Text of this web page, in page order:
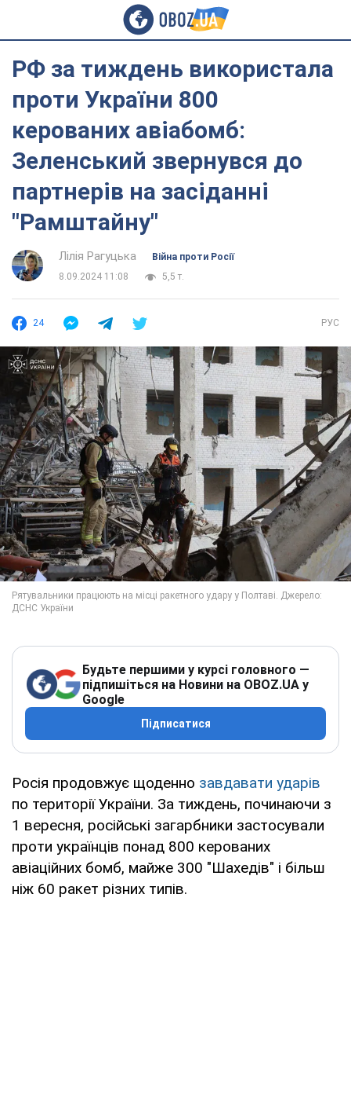
РФ за тиждень використала
проти України 800
керованих авіабомб:
Зеленський звернувся до
партнерів на засіданні
"Рамштайну"
Лілія Рагуцька
Війна проти Росії
8.09.2024 11:08
5,5 т.
24 РУС
Будьте першими у курсі головного —
підпишіться на Новини на OBOZ.UA у
Google
Підписатися
Росія продовжує щоденно завдавати ударів
по території України. За тиждень, починаючи з
1 вересня, російські загарбники застосували
проти українців понад 800 керованих
авіаційних бомб, майже 300 "Шахедів" і більш
ніж 60 ракет різних типів.